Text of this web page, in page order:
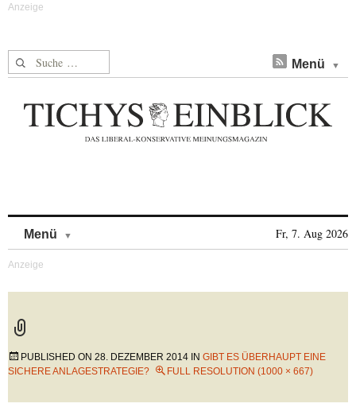
Suche nach: Menü
Menü Fr, 7. Aug 2026
PUBLISHED ON 28. DEZEMBER 2014 IN GIBT ES ÜBERHAUPT EINE
SICHERE ANLAGESTRATEGIE?
FULL RESOLUTION (1000 × 667)